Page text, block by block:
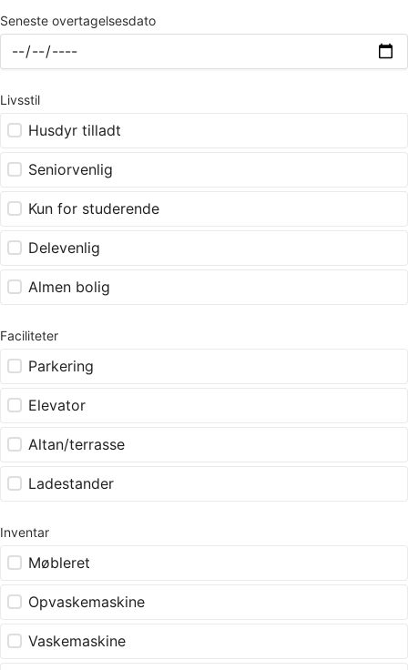
Seneste overtagelsesdato
Livsstil
Husdyr tilladt
Seniorvenlig
Kun for studerende
Delevenlig
Almen bolig
Faciliteter
Parkering
Elevator
Altan/terrasse
Ladestander
Inventar
Møbleret
Opvaskemaskine
Vaskemaskine